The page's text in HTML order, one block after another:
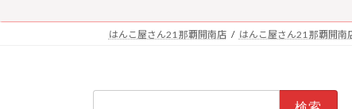
はんこ屋さん21 那覇開南店 はんこ屋さん21 那覇開南